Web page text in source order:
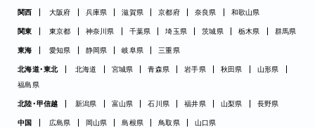
関西 大阪府 兵庫県 滋賀県 京都府 奈良県 和歌山県
関東 東京都 神奈川県 千葉県 埼玉県 茨城県 栃木県 群馬県
東海 愛知県 静岡県 岐阜県 三重県
北海道・東北 北海道 宮城県 青森県 岩手県 秋田県
山形県
福島県
北陸・甲信越 新潟県 富山県 石川県 福井県 山梨県 長野県
中国 広島県 岡山県 島根県 鳥取県 山口県